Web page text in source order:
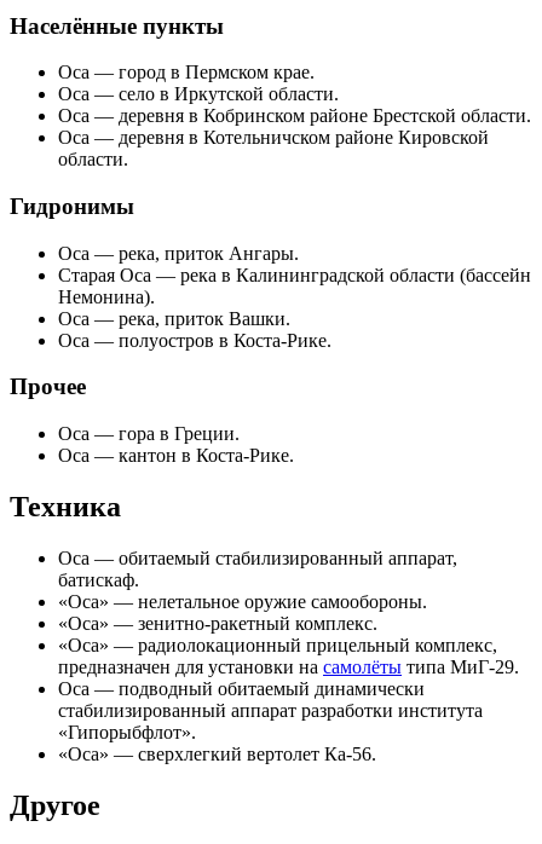
Населённые пункты
Оса — город в Пермском крае.
Оса — село в Иркутской области.
Оса — деревня в Кобринском районе Брестской области.
Оса — деревня в Котельничском районе Кировской
области.
Гидронимы
Оса — река, приток Ангары.
Старая Оса — река в Калининградской области (бассейн
Немонина).
Оса — река, приток Вашки.
Оса — полуостров в Коста-Рике.
Прочее
Оса — гора в Греции.
Оса — кантон в Коста-Рике.
Техника
Оса — обитаемый стабилизированный аппарат,
батискаф.
«Оса» — нелетальное оружие самообороны.
«Оса» — зенитно-ракетный комплекс.
«Оса» — радиолокационный прицельный комплекс,
предназначен для установки на самолёты типа МиГ-29.
Оса — подводный обитаемый динамически
стабилизированный аппарат разработки института
«Гипорыбфлот».
«Оса» — сверхлегкий вертолет Ка-56.
Другое